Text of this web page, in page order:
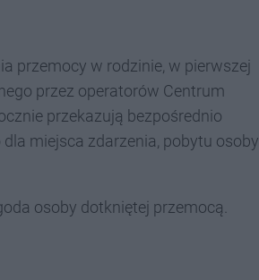
przemocy w rodzinie, w pierwszej
przez operatorów Centrum
przekazują bezpośrednio
miejsca zdarzenia, pobytu osoby
osoby dotkniętej przemocą.